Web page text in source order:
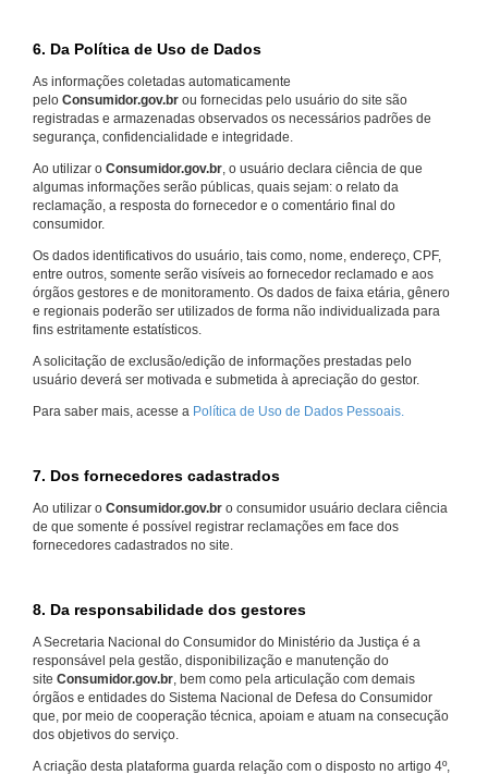
6. Da Política de Uso de Dados
As informações coletadas automaticamente
pelo Consumidor.gov.br ou fornecidas pelo usuário do site são
registradas e armazenadas observados os necessários padrões de
segurança, confidencialidade e integridade.
Ao utilizar o Consumidor.gov.br , o usuário declara ciência de que
algumas informações serão públicas, quais sejam: o relato da
reclamação, a resposta do fornecedor e o comentário final do
consumidor.
Os dados identificativos do usuário, tais como, nome, endereço, CPF,
entre outros, somente serão visíveis ao fornecedor reclamado e aos
órgãos gestores e de monitoramento. Os dados de faixa etária, gênero
e regionais poderão ser utilizados de forma não individualizada para
fins estritamente estatísticos.
A solicitação de exclusão/edição de informações prestadas pelo
usuário deverá ser motivada e submetida à apreciação do gestor.
Para saber mais, acesse a Política de Uso de Dados Pessoais.
7. Dos fornecedores cadastrados
Ao utilizar o Consumidor.gov.br o consumidor usuário declara ciência
de que somente é possível registrar reclamações em face dos
fornecedores cadastrados no site.
8. Da responsabilidade dos gestores
A Secretaria Nacional do Consumidor do Ministério da Justiça é a
responsável pela gestão, disponibilização e manutenção do
site Consumidor.gov.br, bem como pela articulação com demais
órgãos e entidades do Sistema Nacional de Defesa do Consumidor
que, por meio de cooperação técnica, apoiam e atuam na consecução
dos objetivos do serviço.
A criação desta plataforma guarda relação com o disposto no artigo 4º,